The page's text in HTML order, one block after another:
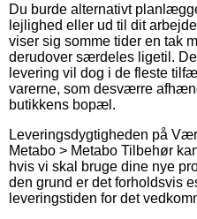
Du burde alternativt
lejlighed eller ud til dit
viser sig somme tider en tak
derudover særdeles ligetil.
levering vil dog i de fleste
varerne, som desværre
butikkens bopæl.
Leveringsdygtigheden på
Metabo > Metabo Tilbehør
hvis vi skal bruge dine nye
den grund er det forholdsvis
leveringstiden for det